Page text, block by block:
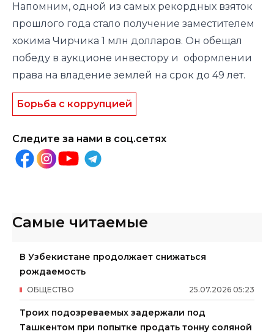
Напомним, одной из самых рекордных взяток
прошлого года стало получение заместителем
хокима Чирчика 1 млн долларов. Он обещал
победу в аукционе инвестору и оформлении
права на владение землей на срок до 49 лет.
Борьба с коррупцией
Следите за нами в соц.сетях
Самые читаемые
В Узбекистане продолжает снижаться
рождаемость
25.07.2026 05:23
ОБЩЕСТВО
Троих подозреваемых задержали под
Ташкентом при попытке продать тонну соляной